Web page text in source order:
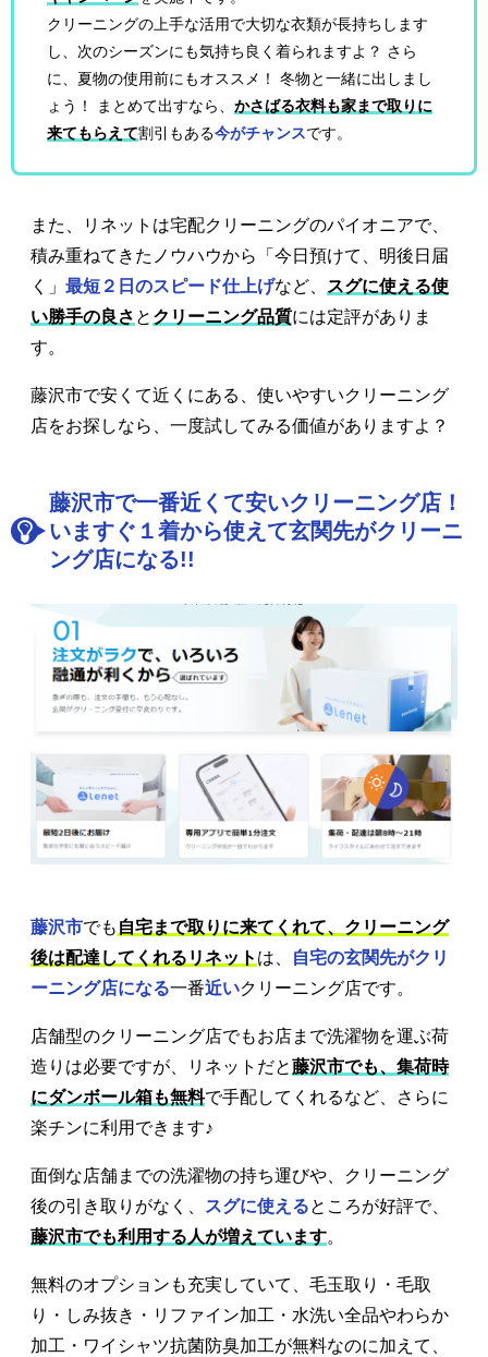
クリーニングの上手な活用で大切な衣類が長持ちします
し、次のシーズンにも気持ち良く着られますよ？ さら
に、夏物の使用前にもオススメ！ 冬物と一緒に出しまし
ょう！ まとめて出すなら、かさばる衣料も家まで取りに
来てもらえて割引もある今がチャンスです。
また、リネットは宅配クリーニングのパイオニアで、
積み重ねてきたノウハウから「今日預けて、明後日届
く」 最短２日のスピード仕上げなど、
スグに使える使
い勝手の良さ と クリーニング品質には定評がありま
す。
藤沢市で安くて近くにある、使いやすいクリーニング
店をお探しなら、一度試してみる価値がありますよ？
藤沢市で一番近くて安いクリーニング店！
いますぐ１着から使えて玄関先がクリーニ
ング店になる!!
藤沢市でも 自宅まで取りに来てくれて、クリーニング
後は配達してくれるリネット は、
自宅の玄関先がクリ
ーニング店になる一番近いクリーニング店です。
店舗型のクリーニング店でもお店まで洗濯物を運ぶ荷
造りは必要ですが、リネットだと藤沢市でも、集荷時
にダンボール箱も無料で手配してくれるなど、さらに
楽チンに利用できます♪
面倒な店舗までの洗濯物の持ち運びや、クリーニング
後の引き取りがなく、
スグに使えるところが好評で、
藤沢市でも利用する人が増えています。
無料のオプションも充実していて、毛玉取り・毛取
り・しみ抜き・リファイン加工・水洗い全品やわらか
加工・ワイシャツ抗菌防臭加工が無料なのに加えて、